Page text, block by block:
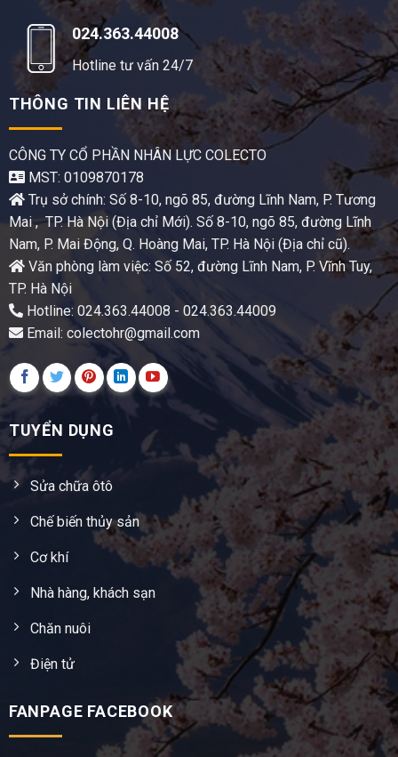
024.363.44008
Hotline tư vấn 24/7
THÔNG TIN LIÊN HỆ
CÔNG TY CỔ PHẦN NHÂN LỰC COLECTO
MST: 0109870178
Trụ sở chính: Số 8-10, ngõ 85, đường Lĩnh Nam, P. Tương
Mai , TP. Hà Nội (Địa chỉ Mới). Số 8-10, ngõ 85, đường Lĩnh
Nam, P. Mai Động, Q. Hoàng Mai, TP. Hà Nội (Địa chỉ cũ).
Văn phòng làm việc: Số 52, đường Lĩnh Nam, P. Vĩnh Tuy,
TP. Hà Nội
Hotline: 024.363.44008 - 024.363.44009
Email: colectohr@gmail.com
TUYỂN DỤNG
Sửa chữa ôtô
Chế biến thủy sản
Cơ khí
Nhà hàng, khách sạn
Chăn nuôi
Điện tử
FANPAGE FACEBOOK